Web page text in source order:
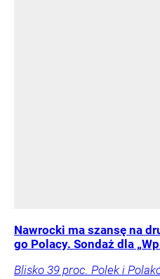
Nawrocki ma szansę na
go Polacy. Sondaż dla
Blisko 39 proc. Polek i